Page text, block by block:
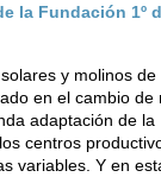
la Fundación 1º
y molinos de
en el cambio de
adaptación de la
centros
variables. Y en